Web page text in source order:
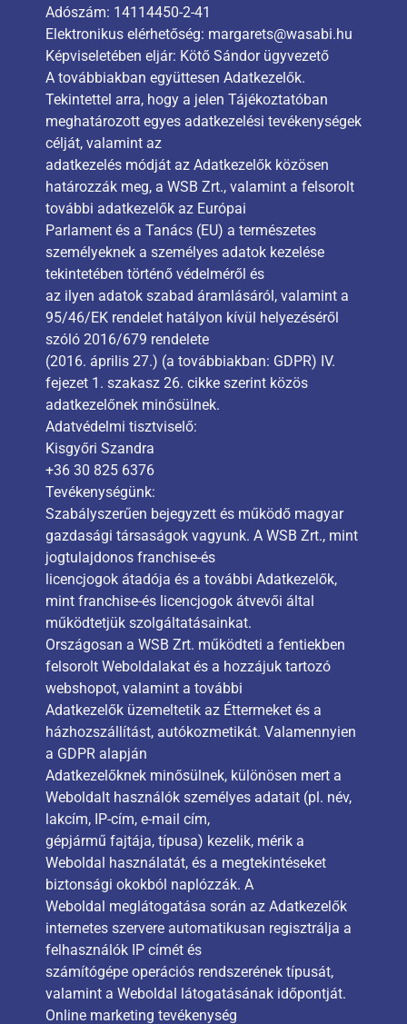
Adószám: 14114450-2-41
Elektronikus elérhetőség: margarets@wasabi.hu
Képviseletében eljár: Kötő Sándor ügyvezető
A továbbiakban együttesen Adatkezelők.
Tekintettel arra, hogy a jelen Tájékoztatóban
meghatározott egyes adatkezelési tevékenységek
célját, valamint az
adatkezelés módját az Adatkezelők közösen
határozzák meg, a WSB Zrt., valamint a felsorolt
további adatkezelők az Európai
Parlament és a Tanács (EU) a természetes
személyeknek a személyes adatok kezelése
tekintetében történő védelméről és
az ilyen adatok szabad áramlásáról, valamint a
95/46/EK rendelet hatályon kívül helyezéséről
szóló 2016/679 rendelete
(2016. április 27.) (a továbbiakban: GDPR) IV.
fejezet 1. szakasz 26. cikke szerint közös
adatkezelőnek minősülnek.
Adatvédelmi tisztviselő:
Kisgyőri Szandra
+36 30 825 6376
Tevékenységünk:
Szabályszerűen bejegyzett és működő magyar
gazdasági társaságok vagyunk. A WSB Zrt., mint
jogtulajdonos franchise-és
licencjogok átadója és a további Adatkezelők,
mint franchise-és licencjogok átvevői által
működtetjük szolgáltatásainkat.
Országosan a WSB Zrt. működteti a fentiekben
felsorolt Weboldalakat és a hozzájuk tartozó
webshopot, valamint a további
Adatkezelők üzemeltetik az Éttermeket és a
házhozszállítást, autókozmetikát. Valamennyien
a GDPR alapján
Adatkezelőknek minősülnek, különösen mert a
Weboldalt használók személyes adatait (pl. név,
lakcím, IP-cím, e-mail cím,
gépjármű fajtája, típusa) kezelik, mérik a
Weboldal használatát, és a megtekintéseket
biztonsági okokból naplózzák. A
Weboldal meglátogatása során az Adatkezelők
internetes szervere automatikusan regisztrálja a
felhasználók IP címét és
számítógépe operációs rendszerének típusát,
valamint a Weboldal látogatásának időpontját.
Online marketing tevékenység